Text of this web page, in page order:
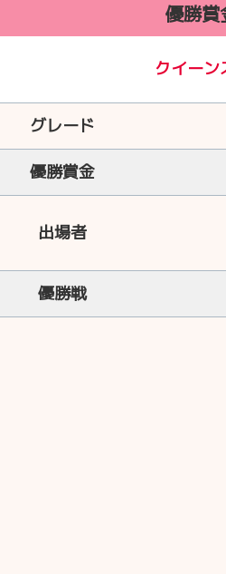
優勝賞
クイー
グレード
優勝賞金
出場者
優勝戦